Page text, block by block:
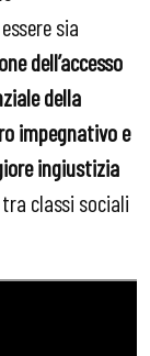
sia
dell’accesso
della
impegnativo e
ingiustizia
classi sociali